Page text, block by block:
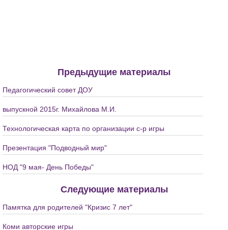
Предыдущие материалы
Педагогический совет ДОУ
выпускной 2015г. Михайлова М.И.
Технологическая карта по организации с-р игры
Презентация "Подводный мир"
НОД "9 мая- День Победы"
Следующие материалы
Памятка для родителей "Кризис 7 лет"
Коми авторские игры